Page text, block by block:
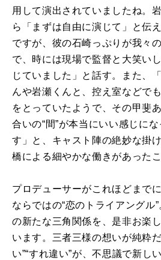
用して演出されていましたね。
ら「まずは自由に演じて」と伝
ですが、彼の石崎っぷりが我々
で、時には現場で監督と大笑い
じていました」と話す。また、
んや岩瀬くんと、控え室などで
をとっていたようで、その甲斐
合いの“間”が本当にいい感じに
す」と、キャスト陣の絶妙な掛
橋による細やかな働きがあった
プロデューサーがこれほどまで
ならではの“恋のトライアングル
の新たな三角関係を、是非お楽
います。三者三様の想いが純粋
い”“すれ違い”が、不思議で新し